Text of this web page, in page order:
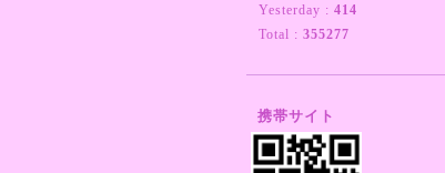
Yesterday : 414
Total : 355277
携帯サイト